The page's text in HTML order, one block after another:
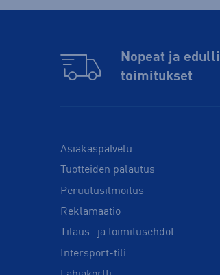
Nopeat ja
toimitukset
Asiakaspalvelu
Tuotteiden palautus
Peruutusilmoitus
Reklamaatio
Tilaus- ja toimitusehdot
Intersport-tili